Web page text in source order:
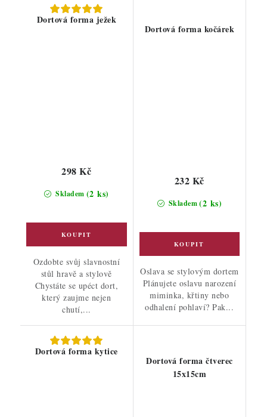
Dortová forma ježek
Skladem (2 ks)
298 Kč
Ozdobte svůj slavnostní
stůl hravě a stylově
Chystáte se upéct dort,
který zaujme nejen
chutí,...
Dortová forma kočárek
Skladem(2 ks)
232 Kč
Oslava se stylovým dortem
Plánujete oslavu narození
miminka, křtiny nebo
odhalení pohlaví? Pak...
Dortová forma kytice
Dortová forma čtverec
15x15cm